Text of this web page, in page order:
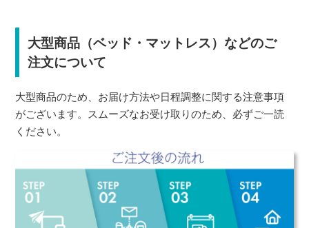
大型商品（ベッド・マットレス）などのご
注文について
大型商品のため、お届け方法や日程調整に関する注意事項
がございます。スムーズなお受け取りのため、必ずご一読
ください。